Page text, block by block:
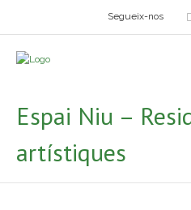
Segueix-nos
- Exposicions
- Fira del Dibuix
Espai Niu –
artístiques